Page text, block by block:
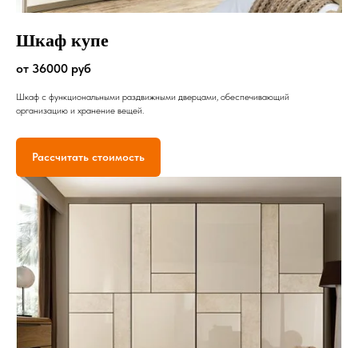
Шкаф купе
от 36000 руб
Шкаф с функциональными раздвижными дверцами, обеспечивающий
организацию и хранение вещей.
Рассчитать стоимость